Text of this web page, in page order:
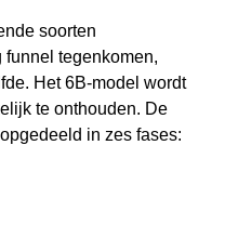
soorten
funnel tegenkomen,
Het 6B-model wordt
te onthouden. De
in zes fases: